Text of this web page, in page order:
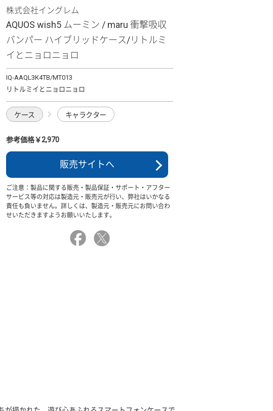
株式会社イングレム
AQUOS wish5 ムーミン / maru 衝撃吸収
バンパー ハイブリッドケース/リトルミ
イとニョロニョロ
IQ-AAQL3K4TB/MT013
リトルミイとニョロニョロ
ケース キャラクター
参考価格￥2,970
販売サイトへ
ご注意：製品に関する販売・製品保証・サポート・アフター
サービス等の対応は製造元・販売元が行い、弊社はいかなる
責任も負いません。詳しくは、製造元・販売元にお問い合わ
せいただきますようお願いいたします。